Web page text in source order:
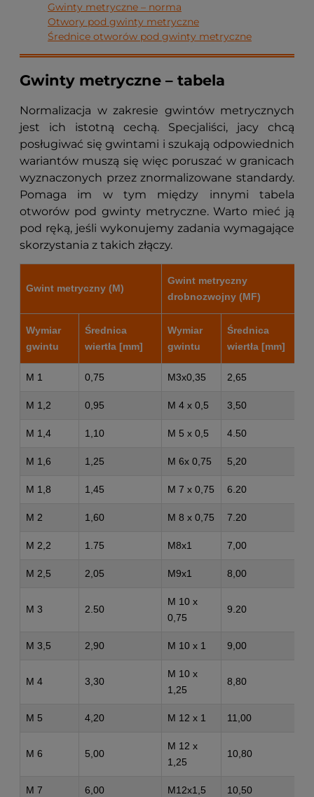
Gwinty metryczne – norma
Otwory pod gwinty metryczne
Średnice otworów pod gwinty metryczne
Gwinty metryczne – tabela
Normalizacja w zakresie gwintów metrycznych
jest ich istotną cechą. Specjaliści, jacy chcą
posługiwać się gwintami i szukają odpowiednich
wariantów muszą się więc poruszać w granicach
wyznaczonych przez znormalizowane standardy.
Pomaga im w tym między innymi tabela
otworów pod gwinty metryczne. Warto mieć ją
pod ręką, jeśli wykonujemy zadania wymagające
skorzystania z takich złączy.
Gwint metryczny (M)
Gwint metryczny
drobnozwojny (MF)
Wymiar
gwintu
Średnica
wiertła [mm]
Wymiar
gwintu
Średnica
wiertła [mm]
M 1 0,75 M3x0,35 2,65
M 1,2 0,95 M 4 x 0,5 3,50
M 1,4 1,10 M 5 x 0,5 4.50
M 1,6 1,25 M 6x 0,75 5,20
M 1,8 1,45 M 7 x 0,75 6.20
M 2 1,60 M 8 x 0,75 7.20
M 2,2 1.75 M8x1 7,00
M 2,5 2,05 M9x1 8,00
M 3 2.50
M 10 x
0,75
9.20
M 3,5 2,90 M 10 x 1 9,00
M 4 3,30
M 10 x
1,25
8,80
M 5 4,20 M 12 x 1 11,00
M 6 5,00
M 12 x
1,25
10,80
M 7 6,00 M12x1,5 10,50